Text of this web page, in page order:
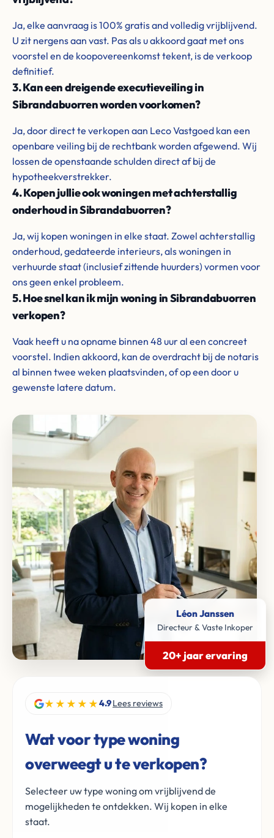
Ja, elke aanvraag is 100% gratis and volledig vrijblijvend.
U zit nergens aan vast. Pas als u akkoord gaat met ons
voorstel en de koopovereenkomst tekent, is de verkoop
definitief.
3. Kan een dreigende executieveiling in
Sibrandabuorren worden voorkomen?
Ja, door direct te verkopen aan Leco Vastgoed kan een
openbare veiling bij de rechtbank worden afgewend. Wij
lossen de openstaande schulden direct af bij de
hypotheekverstrekker.
4. Kopen jullie ook woningen met achterstallig
onderhoud in Sibrandabuorren?
Ja, wij kopen woningen in elke staat. Zowel achterstallig
onderhoud, gedateerde interieurs, als woningen in
verhuurde staat (inclusief zittende huurders) vormen voor
ons geen enkel probleem.
5. Hoe snel kan ik mijn woning in Sibrandabuorren
verkopen?
Vaak heeft u na opname binnen 48 uur al een concreet
voorstel. Indien akkoord, kan de overdracht bij de notaris
al binnen twee weken plaatsvinden, of op een door u
gewenste latere datum.
Léon Janssen
Directeur & Vaste Inkoper
20+ jaar ervaring
★★★★★4.9Lees reviews
Wat voor type woning
overweegt u te verkopen?
Selecteer uw type woning om vrijblijvend de
mogelijkheden te ontdekken. Wij kopen in elke
staat.